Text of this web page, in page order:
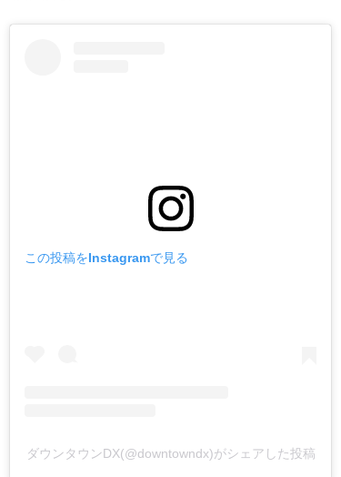
この投稿をInstagramで見る
ダウンタウンDX(@downtowndx)がシェアした投稿